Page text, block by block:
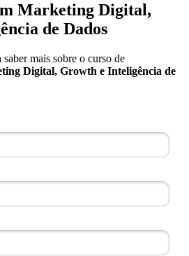
Marketing Digital,
de Dados
mais sobre o curso de
Digital, Growth e Inteligência de